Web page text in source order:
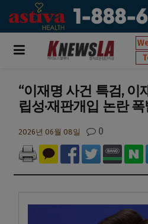
“이재명 사건 특검, 이
립성·재판개입 논란
2026년 06월 08일 0